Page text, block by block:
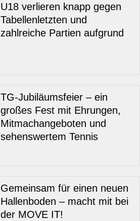
U18 verlieren knapp gegen
Tabellenletzten und
zahlreiche Partien aufgrund
TG-Jubiläumsfeier – ein
großes Fest mit Ehrungen,
Mitmachangeboten und
sehenswertem Tennis
Gemeinsam für einen neuen
Hallenboden – macht mit bei
der MOVE IT!